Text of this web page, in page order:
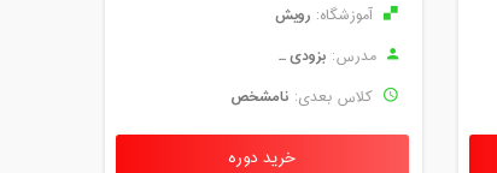
آموزشگاه: رویش
مدرس: بزودی ...
کلاس بعدی: نامشخص
خرید دوره